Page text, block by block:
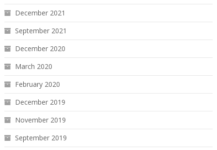
December 2021
September 2021
December 2020
March 2020
February 2020
December 2019
November 2019
September 2019